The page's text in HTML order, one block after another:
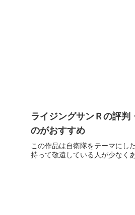
ライジングサンＲの評
のがおすすめ
この作品は自衛隊をテーマにし
持って敬遠している人が少なく